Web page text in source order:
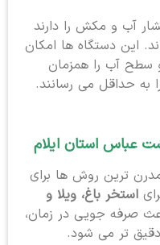
آب و مکش را دارند
این دستگاه ها امکان
سطح آب را همزمان
به حداقل می رسانند.
عباس استان ایلام
ترین روش ها برای
استخر باغ، ویلا و
صرفه جویی در زمان،
تر می شود.